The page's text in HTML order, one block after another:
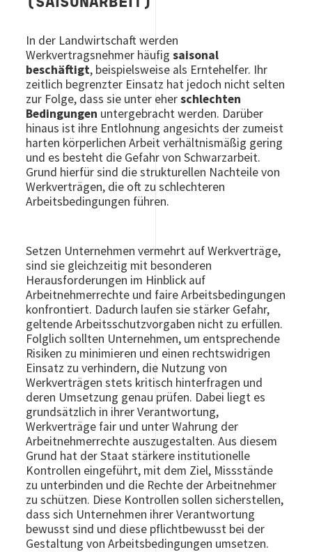
(SAISONARBEIT)
In der Landwirtschaft werden
Werkvertragsnehmer häufigsaisonal
beschäftigt, beispielsweise als Erntehelfer. Ihr
zeitlich begrenzter Einsatz hat jedoch nicht selten
zur Folge, dass sie unter eherschlechten
Bedingungen untergebracht werden. Darüber
hinaus ist ihre Entlohnung angesichts der zumeist
harten körperlichen Arbeit verhältnismäßig gering
und es besteht die Gefahr von Schwarzarbeit.
Grund hierfür sind die strukturellen Nachteile von
Werkverträgen, die oft zu schlechteren
Arbeitsbedingungen führen.
Setzen Unternehmen vermehrt auf Werkverträge,
sind sie gleichzeitig mit besonderen
Herausforderungen im Hinblick auf
Arbeitnehmerrechte und faire Arbeitsbedingungen
konfrontiert. Dadurch laufen sie stärker Gefahr,
geltende Arbeitsschutzvorgaben nicht zu erfüllen.
Folglich sollten Unternehmen, um entsprechende
Risiken zu minimieren und einen rechtswidrigen
Einsatz zu verhindern, die Nutzung von
Werkverträgen stets kritisch hinterfragen und
deren Umsetzung genau prüfen. Dabei liegt es
grundsätzlich in ihrer Verantwortung,
Werkverträge fair und unter Wahrung der
Arbeitnehmerrechte auszugestalten. Aus diesem
Grund hat der Staat stärkere institutionelle
Kontrollen eingeführt, mit dem Ziel, Missstände
zu unterbinden und die Rechte der Arbeitnehmer
zu schützen. Diese Kontrollen sollen sicherstellen,
dass sich Unternehmen ihrer Verantwortung
bewusst sind und diese pflichtbewusst bei der
Gestaltung von Arbeitsbedingungen umsetzen.